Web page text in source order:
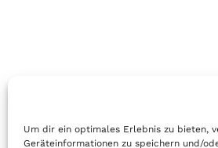
Um dir ein optimales Erlebnis zu bieten,
Geräteinformationen zu speichern und/